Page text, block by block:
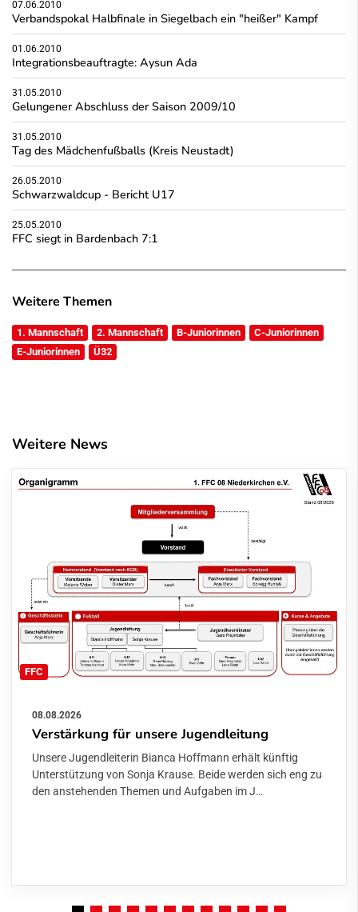
07.06.2010
Verbandspokal Halbfinale in Siegelbach ein "heißer" Kampf
01.06.2010
Integrationsbeauftragte: Aysun Ada
31.05.2010
Gelungener Abschluss der Saison 2009/10
31.05.2010
Tag des Mädchenfußballs (Kreis Neustadt)
26.05.2010
Schwarzwaldcup - Bericht U17
25.05.2010
FFC siegt in Bardenbach 7:1
Weitere Themen
1. Mannschaft 2. Mannschaft B-Juniorinnen
C-Juniorinnen
E-Juniorinnen
Ü32
Weitere News
FFC
08.08.2026
Verstärkung für unsere Jugendleitung
Unsere Jugendleiterin Bianca Hoffmann erhält künftig
Unterstützung von Sonja Krause. Beide werden sich eng zu
den anstehenden Themen und Aufgaben im J…